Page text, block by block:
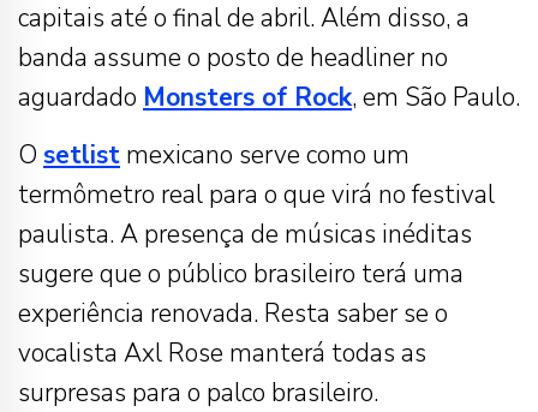
capitais até o final de abril. Além disso, a
banda assume o posto de headliner no
aguardado Monsters of Rock, em São Paulo.
O setlist mexicano serve como um
termômetro real para o que virá no festival
paulista. A presença de músicas inéditas
sugere que o público brasileiro terá uma
experiência renovada. Resta saber se o
vocalista Axl Rose manterá todas as
surpresas para o palco brasileiro.